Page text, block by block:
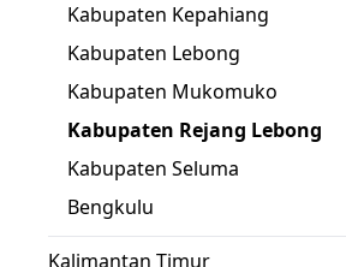
Kabupaten Kepahiang
Kabupaten Lebong
Kabupaten Mukomuko
Kabupaten Rejang Lebong
Kabupaten Seluma
Bengkulu
Kalimantan Timur